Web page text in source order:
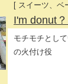
[ スイーツ、ベ
I'm donut
モチモチとし
の火付け役